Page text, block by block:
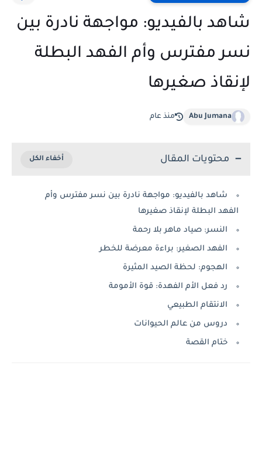
شاهد بالفيديو: مواجهة نادرة بين
نسر مفترس وأم الفهد البطلة
لإنقاذ صغيرها
Abu Jumana منذ عام
محتويات المقال
شاهد بالفيديو: مواجهة نادرة بين نسر مفترس وأم
الفهد البطلة لإنقاذ صغيرها
النسر: صياد ماهر بلا رحمة
الفهد الصغير: براءة معرضة للخطر
الهجوم: لحظة الصيد المثيرة
رد فعل الأم الفهدة: قوة الأمومة
الانتقام الطبيعي
دروس من عالم الحيوانات
ختام القصة